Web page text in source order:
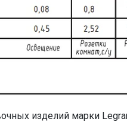
изделий марки